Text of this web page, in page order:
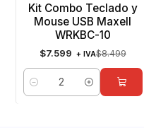
Kit Combo Teclado y
Mouse USB Maxell
WRKBC-10
$7.599 + IVA$8.499
Cantidad